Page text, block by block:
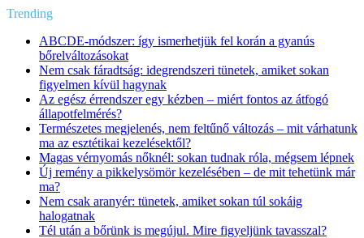
Trending
ABCDE‑módszer: így ismerhetjük fel korán a gyanús
bőrelváltozásokat
Nem csak fáradtság: idegrendszeri tünetek, amiket sokan
figyelmen kívül hagynak
Az egész érrendszer egy kézben – miért fontos az átfogó
állapotfelmérés?
Természetes megjelenés, nem feltűnő változás – mit várhatunk
ma az esztétikai kezelésektől?
Magas vérnyomás nőknél: sokan tudnak róla, mégsem lépnek
Új remény a pikkelysömör kezelésében – de mit tehetünk már
ma?
Nem csak aranyér: tünetek, amiket sokan túl sokáig
halogatnak
Tél után a bőrünk is megújul. Mire figyeljünk tavasszal?